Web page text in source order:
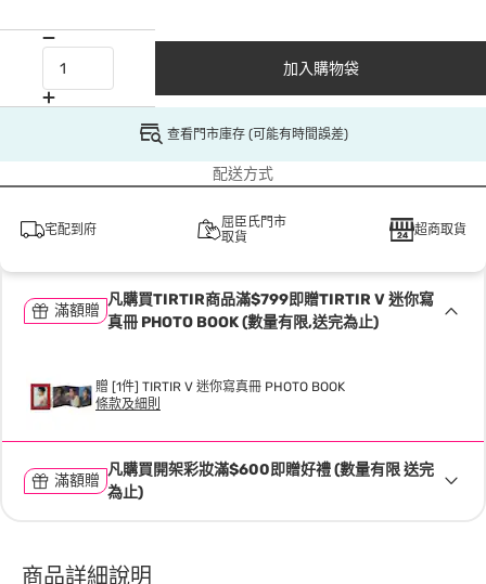
加入購物袋
查看門市庫存 (可能有時間誤差)
配送方式
宅配到府
屈臣氏門市
取貨
超商取貨
滿額贈
凡購買TIRTIR商品滿$799即贈TIRTIR V 迷你寫
真冊 PHOTO BOOK (數量有限,送完為止)
贈 [1件] TIRTIR V 迷你寫真冊 PHOTO BOOK
條款及細則
滿額贈
凡購買開架彩妝滿$600即贈好禮 (數量有限 送完
為止)
商品詳細說明